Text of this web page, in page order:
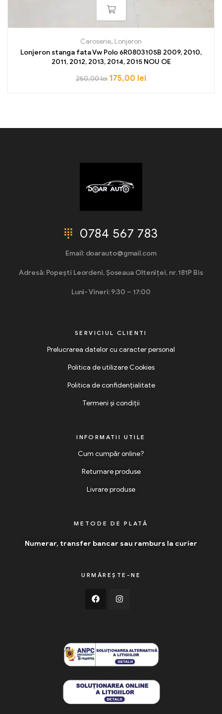
Caroserie, Lonjeron
Lonjeron stanga fata Vw Polo 6R0803105B 2009, 2010,
2011, 2012, 2013, 2014, 2015 NOU OE
250,00lei 175,00 lei
0784 567 783
Email: doarauto@gmail.com
Adresă: Popești Leordeni, Șoseaua Olteniței, nr. 181P Bis
Luni- Vineri: 9:30 – 17:00
SERVICIUL CLIENTI
Prelucrarea datelor cu caracter personal
Politica de utilizare Cookies
Politica de confidențialitate
Termeni și condiții
INFORMATII UTILE
Cum cumpăr online?
Returnare produse
Livrare produse
METODE DE PLATĂ
Numerar, transfer bancar sau ramburs la curier
URMĂREȘTE-NE